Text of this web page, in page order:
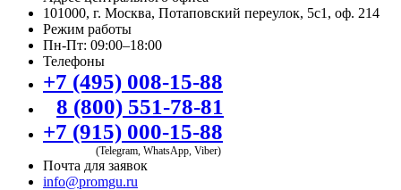
101000, г. Москва, Потаповский переулок, 5с1, оф. 214
Режим работы
Пн-Пт: 09:00–18:00
Телефоны
+7 (495) 008-15-88
8 (800) 551-78-81
+7 (915) 000-15-88
(Telegram, WhatsApp, Viber)
Почта для заявок
info@promgu.ru